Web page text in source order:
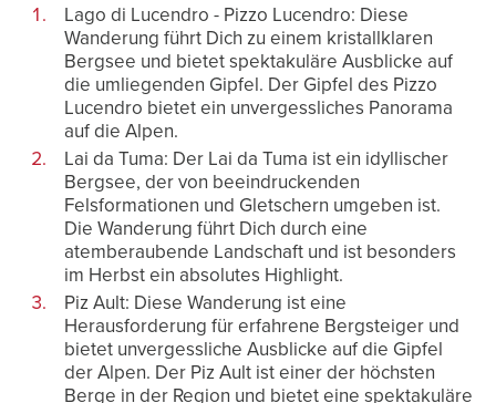
Lago di Lucendro - Pizzo Lucendro: Diese
Wanderung führt Dich zu einem kristallklaren
Bergsee und bietet spektakuläre Ausblicke auf
die umliegenden Gipfel. Der Gipfel des Pizzo
Lucendro bietet ein unvergessliches Panorama
auf die Alpen.
Lai da Tuma: Der Lai da Tuma ist ein idyllischer
Bergsee, der von beeindruckenden
Felsformationen und Gletschern umgeben ist.
Die Wanderung führt Dich durch eine
atemberaubende Landschaft und ist besonders
im Herbst ein absolutes Highlight.
Piz Ault: Diese Wanderung ist eine
Herausforderung für erfahrene Bergsteiger und
bietet unvergessliche Ausblicke auf die Gipfel
der Alpen. Der Piz Ault ist einer der höchsten
Berge in der Region und bietet eine spektakuläre